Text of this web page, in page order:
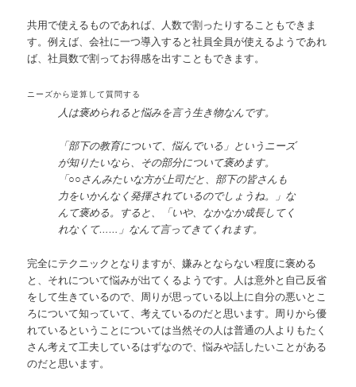
共用で使えるものであれば、人数で割ったりすることもできま
す。例えば、会社に一つ導入すると社員全員が使えるようであれ
ば、社員数で割ってお得感を出すこともできます。
ニーズから逆算して質問する
人は褒められると悩みを言う生き物なんです。
「部下の教育について、悩んでいる」というニーズ
が知りたいなら、その部分について褒めます。
「○○さんみたいな方が上司だと、部下の皆さんも
力をいかんなく発揮されているのでしょうね。」な
んて褒める。すると、「いや、なかなか成長してく
れなくて……」なんて言ってきてくれます。
完全にテクニックとなりますが、嫌みとならない程度に褒める
と、それについて悩みが出てくるようです。人は意外と自己反省
をして生きているので、周りが思っている以上に自分の悪いとこ
ろについて知っていて、考えているのだと思います。周りから優
れているということについては当然その人は普通の人よりもたく
さん考えて工夫しているはずなので、悩みや話したいことがある
のだと思います。